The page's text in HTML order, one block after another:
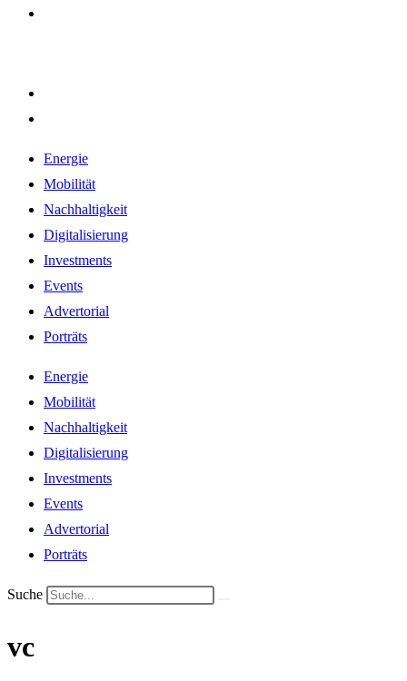
Energie
Mobilität
Nachhaltigkeit
Digitalisierung
Investments
Events
Advertorial
Porträts
Energie
Mobilität
Nachhaltigkeit
Digitalisierung
Investments
Events
Advertorial
Porträts
Suche
vc